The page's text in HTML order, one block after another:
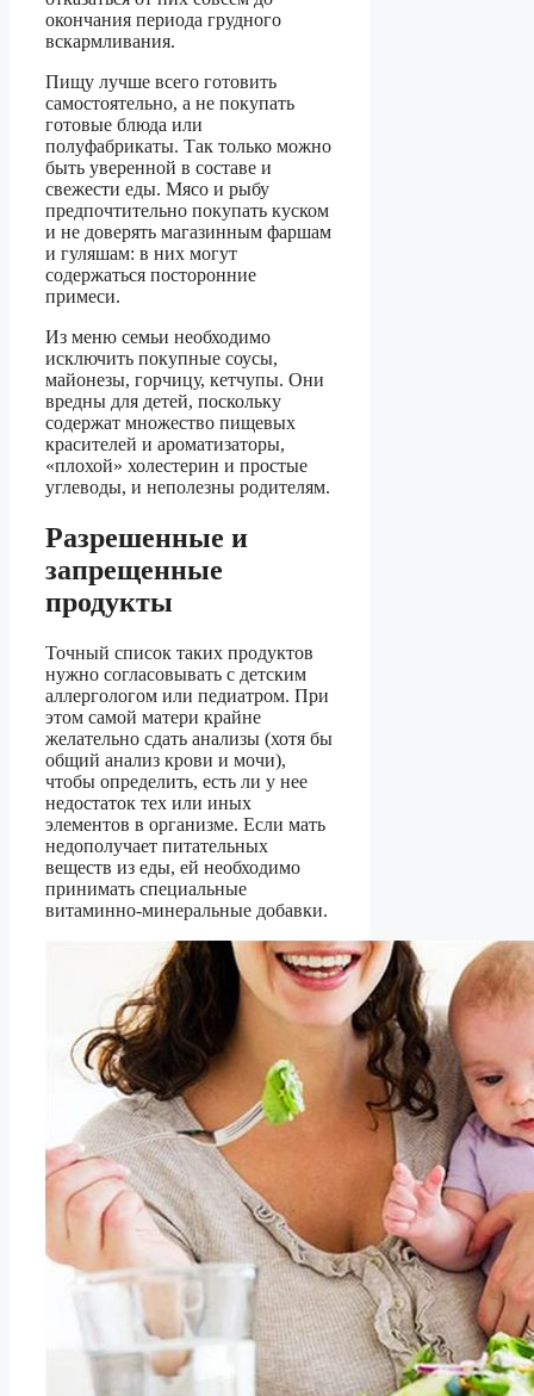
окончания периода грудного
вскармливания.
Пищу лучше всего готовить
самостоятельно, а не покупать
готовые блюда или
полуфабрикаты. Так только можно
быть уверенной в составе и
свежести еды. Мясо и рыбу
предпочтительно покупать куском
и не доверять магазинным фаршам
и гуляшам: в них могут
содержаться посторонние
примеси.
Из меню семьи необходимо
исключить покупные соусы,
майонезы, горчицу, кетчупы. Они
вредны для детей, поскольку
содержат множество пищевых
красителей и ароматизаторы,
«плохой» холестерин и простые
углеводы, и неполезны родителям.
Разрешенные и
запрещенные
продукты
Точный список таких продуктов
нужно согласовывать с детским
аллергологом или педиатром. При
этом самой матери крайне
желательно сдать анализы (хотя бы
общий анализ крови и мочи),
чтобы определить, есть ли у нее
недостаток тех или иных
элементов в организме. Если мать
недополучает питательных
веществ из еды, ей необходимо
принимать специальные
витаминно-минеральные добавки.